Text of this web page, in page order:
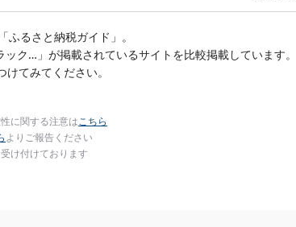
るさと納税ガイド」。
ク…」が掲載されているサイトを比較掲載しています。
てみてください。
に関する注意はこちら
よりご報告ください
け付けております